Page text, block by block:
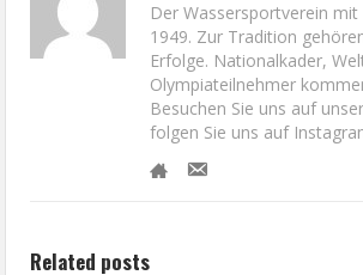
Der Wassersportverein
1949. Zur Tradition
Erfolge. Nationalkader,
Olympiateilnehmer
Besuchen Sie uns auf
folgen Sie uns auf
Related posts